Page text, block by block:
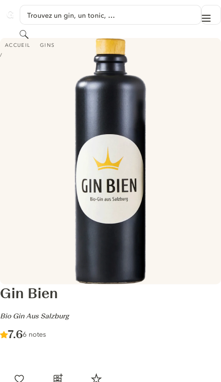
GINVENTORY
Trouvez un gin, un tonic, …
Rechercher
ACCUEIL GINS
GIN BIEN - BIO GIN AUS SALZBURG
Gin Bien
-
Bio Gin Aus Salzburg
Score :
7.6/ 10
6 notes